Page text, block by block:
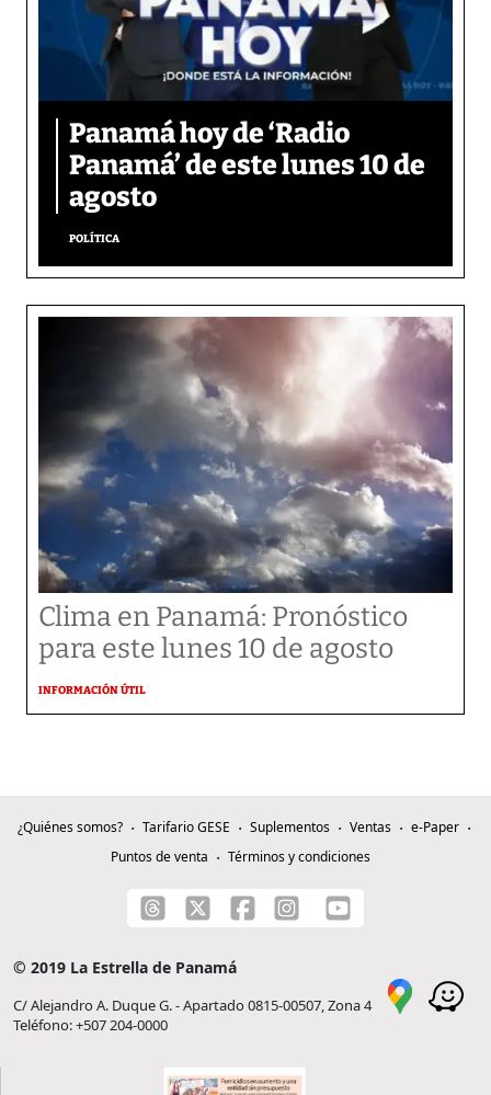
Panamá hoy de ‘Radio
Panamá’ de este lunes 10 de
agosto
POLÍTICA
Clima en Panamá: Pronóstico
para este lunes 10 de agosto
INFORMACIÓN ÚTIL
¿Quiénes somos? Tarifario GESE Suplementos Ventas
e-Paper
Puntos de venta
Términos y condiciones
© 2019 La Estrella de Panamá
C/ Alejandro A. Duque G. - Apartado 0815-00507, Zona 4
Teléfono: +507 204-0000